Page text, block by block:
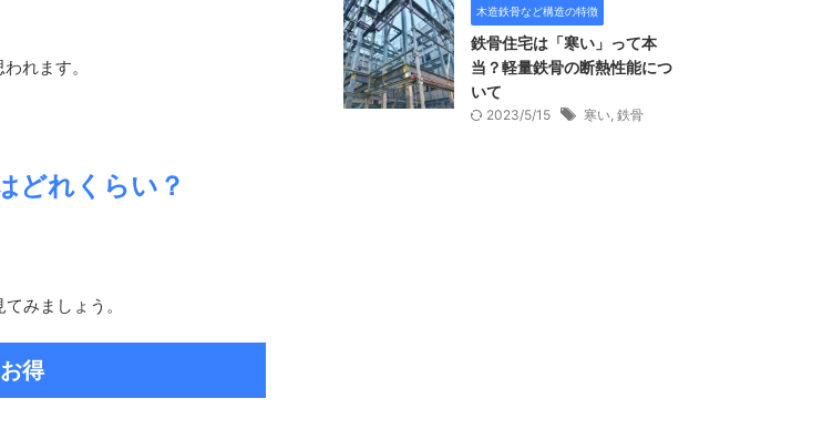
れます。
どれくらい？
みましょう。
得
木造鉄骨など構造の特徴
鉄骨住宅は「寒い」って本
当？軽量鉄骨の断熱性能につ
いて
2023/5/15 寒い, 鉄骨